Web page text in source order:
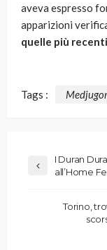
aveva espresso
apparizioni
quelle più
Tags :
I Duran
all’Home
Torino,